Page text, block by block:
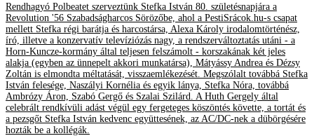
Rendhagyó Polbeatet szerveztünk Stefka István 80. születésnapjára a
Revolution '56 Szabadságharcos Sörözőbe, ahol a PestiSrácok.hu-s csapat
mellett Stefka régi barátja és harcostársa, Alexa Károly irodalomtörténész,
író, illetve a konzervatív televíziózás nagy, a rendszerváltoztatás utáni - a
Horn-Kuncze-kormány által teljesen felszámolt - korszakának két jeles
alakja (egyben az ünnepelt akkori munkatársa), Mátyássy Andrea és Dézsy
Zoltán is elmondta méltatását, visszaemlékezését. Megszólalt továbbá Stefka
István felesége, Naszályi Kornélia és egyik lánya, Stefka Nóra, továbbá
Ambrózy Áron, Szabó Gergő és Szalai Szilárd. A Huth Gergely által
celebrált rendkívüli adást végül egy fergeteges köszöntés követte, a tortát és
a pezsgőt Stefka István kedvenc együttesének, az AC/DC-nek a dübörgésére
hozták be a kollégák.